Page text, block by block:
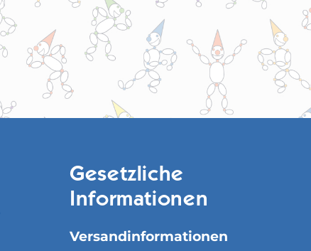
Gesetzliche
Informationen
Versandinformationen